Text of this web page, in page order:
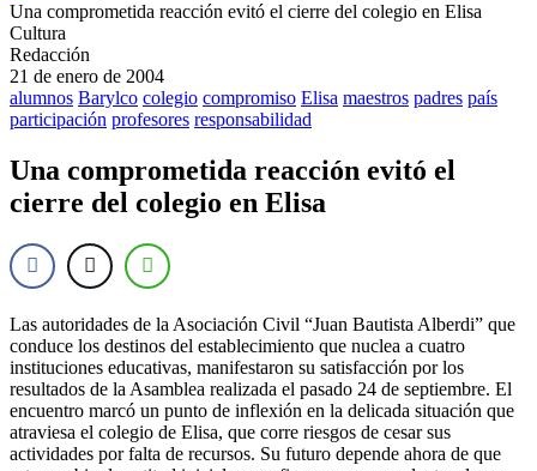
Una comprometida reacción evitó el cierre del colegio en Elisa
Cultura
Redacción
21 de enero de 2004
alumnos Barylco colegio compromiso Elisa maestros padres país
participación profesores responsabilidad
Una comprometida reacción evitó el
cierre del colegio en Elisa
Las autoridades de la Asociación Civil “Juan Bautista Alberdi” que
conduce los destinos del establecimiento que nuclea a cuatro
instituciones educativas, manifestaron su satisfacción por los
resultados de la Asamblea realizada el pasado 24 de septiembre. El
encuentro marcó un punto de inflexión en la delicada situación que
atraviesa el colegio de Elisa, que corre riesgos de cesar sus
actividades por falta de recursos. Su futuro depende ahora de que